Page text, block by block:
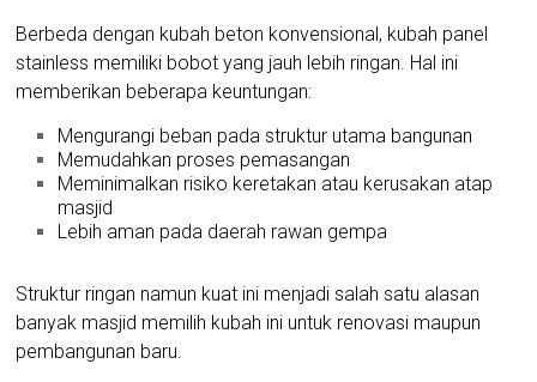
Berbeda dengan kubah beton konvensional, kubah panel
stainless memiliki bobot yang jauh lebih ringan. Hal ini
memberikan beberapa keuntungan:
Mengurangi beban pada struktur utama bangunan
Memudahkan proses pemasangan
Meminimalkan risiko keretakan atau kerusakan atap
masjid
Lebih aman pada daerah rawan gempa
Struktur ringan namun kuat ini menjadi salah satu alasan
banyak masjid memilih kubah ini untuk renovasi maupun
pembangunan baru.